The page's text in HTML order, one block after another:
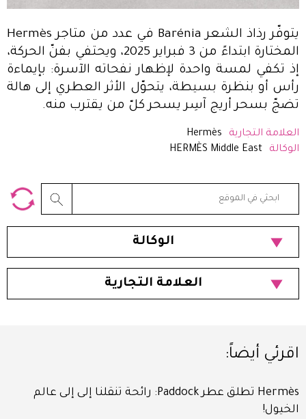
يتوفّر رذاذ الشعر Barénia في عدد من متاجر Hermès
المختارة ابتداءً من 3 فبراير 2025، ويحتفي بفنّ الحركة،
إذ تكفي لمسة واحدة لإظهار نفحاته الآسرة: بإيماءة
رأس أو بنظرة بسيطة، يتحوّل الأثر العطري إلى هالة
تضجّ بسحر أريج آسِر يسحر كلّ من يقترب منه.
العلامة التجارية
Hermès
الوكالة
HERMÈS Middle East
الوكالة
العلامة التجارية
اقرئي أيضاً:
Hermès تطلق عطر Paddock: رائحة تنقلنا إلى إلى عالم
الخيول!